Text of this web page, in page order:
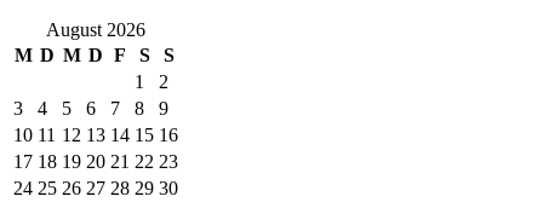
August 2026
M D M D F S
S
1
2
3
4 5 6 7 8
9
10 11 12 13 14 15 16
17 18 19 20 21 22 23
24 25 26 27 28 29 30